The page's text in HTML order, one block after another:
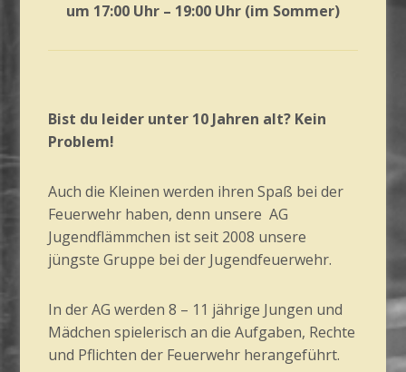
um 17:00 Uhr – 19:00 Uhr (im Sommer)
Bist du leider unter 10 Jahren alt? Kein
Problem!
Auch die Kleinen werden ihren Spaß bei der
Feuerwehr haben, denn unsere AG
Jugendflämmchen ist seit 2008 unsere
jüngste Gruppe bei der Jugendfeuerwehr.
In der AG werden 8 – 11 jährige Jungen und
Mädchen spielerisch an die Aufgaben, Rechte
und Pflichten der Feuerwehr herangeführt.